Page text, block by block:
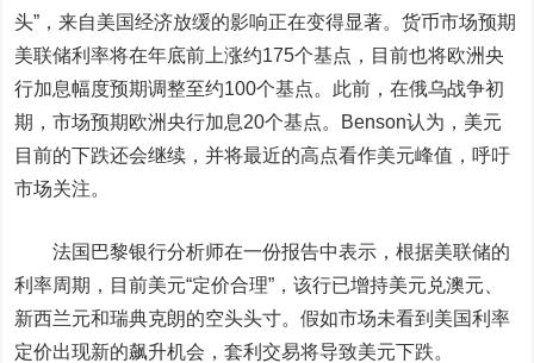
头”，来自美国经济放缓的影响正在变得显著。货币市场预期
美联储利率将在年底前上涨约175个基点，目前也将欧洲央
行加息幅度预期调整至约100个基点。此前，在俄乌战争初
期，市场预期欧洲央行加息20个基点。Benson认为，美元
目前的下跌还会继续，并将最近的高点看作美元峰值，呼吁
市场关注。
法国 巴黎银行分析师在一份报告中表示，根据美联储的
利率周期，目前美元“定价合理”，该行已增持美元兑澳元、
新西兰元和瑞典克朗的空头头寸。假如市场未看到美国利率
定价出现新的飙升机会，套利交易将导致美元下跌。